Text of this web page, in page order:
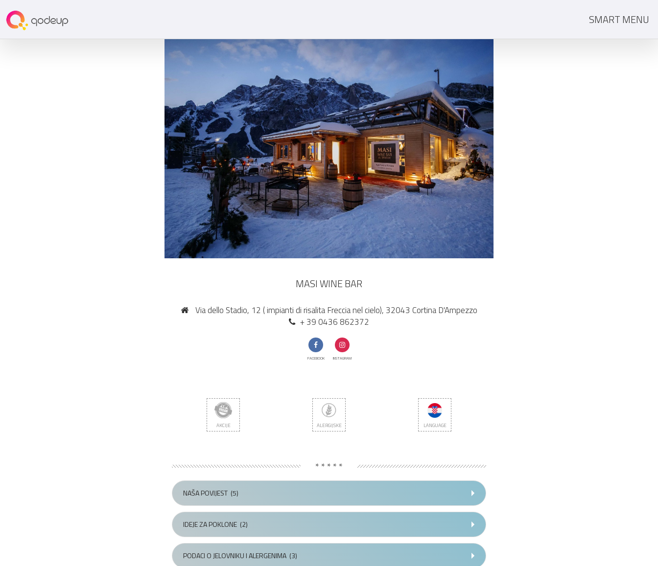
SMART MENU
MASI WINE BAR
Via dello Stadio, 12 ( impianti di risalita Freccia nel cielo), 32043 Cortina D'Ampezzo
+ 39 0436 862372
FACEBOOK INSTAGRAM
AKCIJE ALERGIJSKE LANGUAGE
* * * * *
NAŠA POVIJEST (5)
IDEJE ZA POKLONE (2)
PODACI O JELOVNIKU I ALERGENIMA (3)